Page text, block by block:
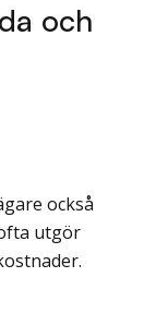
och
också
utgör